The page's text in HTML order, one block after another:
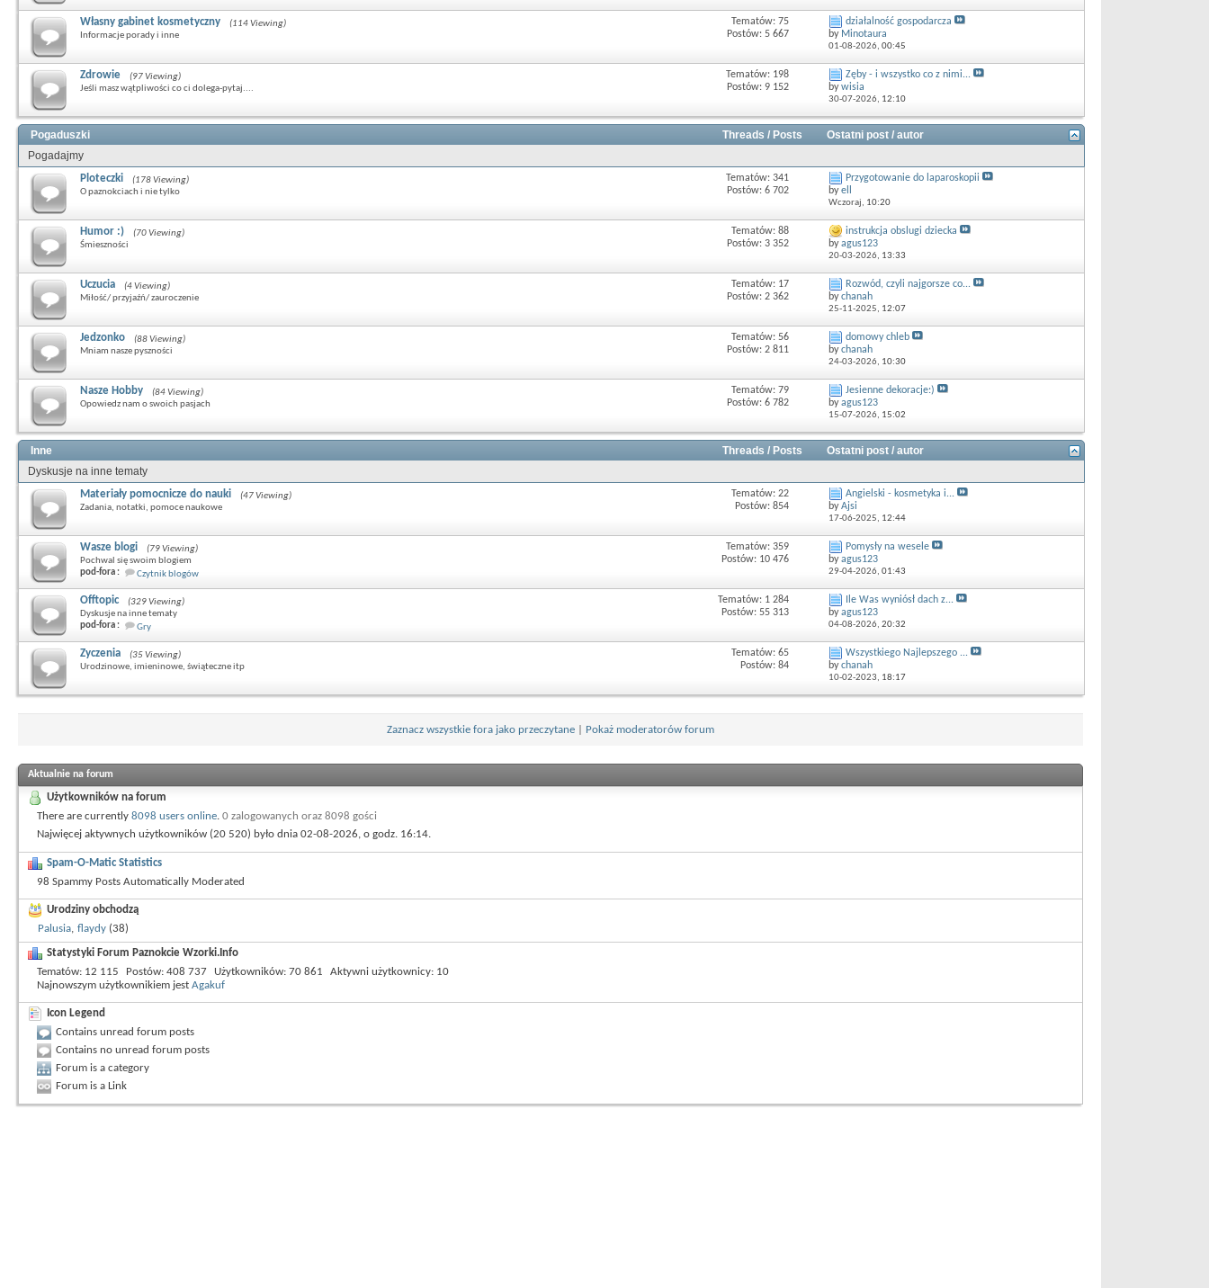
Własny gabinet kosmetyczny
(114 Viewing)
Informacje porady i inne
Tematów: 75
Postów: 5 667
działalność gospodarcza
by Minotaura
01-08-2026, 00:45
Zdrowie
(97 Viewing)
Jeśli masz wątpliwości co ci dolega-pytaj....
Tematów: 198
Postów: 9 152
Zęby - i wszystko co z nimi...
bywisia
30-07-2026, 12:10
Pogaduszki Threads / Posts
Ostatni post / autor
Pogadajmy
Ploteczki
(178 Viewing)
O paznokciach i nie tylko
Tematów: 341
Postów: 6 702
Przygotowanie do laparoskopii
byell
Wczoraj, 10:20
Humor :)
(70 Viewing)
Śmieszności
Tematów: 88
Postów: 3 352
instrukcja obslugi dziecka
byagus123
20-03-2026, 13:33
Uczucia
(4 Viewing)
Miłość/ przyjaźń/ zauroczenie
Tematów: 17
Postów: 2 362
Rozwód, czyli najgorsze co...
bychanah
25-11-2025, 12:07
Jedzonko
(88 Viewing)
Mniam nasze pyszności
Tematów: 56
Postów: 2 811
domowy chleb
bychanah
24-03-2026, 10:30
Nasze Hobby
(84 Viewing)
Opowiedz nam o swoich pasjach
Tematów: 79
Postów: 6 782
Jesienne dekoracje:)
byagus123
15-07-2026, 15:02
Inne Threads / Posts
Ostatni post / autor
Dyskusje na inne tematy
Materiały pomocnicze do nauki
(47 Viewing)
Zadania, notatki, pomoce naukowe
Tematów: 22
Postów: 854
Angielski - kosmetyka i...
byAjsi
17-06-2025, 12:44
Wasze blogi
(79 Viewing)
Pochwal się swoim blogiem
pod-fora :
Czytnik blogów
Tematów: 359
Postów: 10 476
Pomysły na wesele
byagus123
29-04-2026, 01:43
Offtopic
(329 Viewing)
Dyskusje na inne tematy
pod-fora :
Gry
Tematów: 1 284
Postów: 55 313
Ile Was wyniósł dach z...
byagus123
04-08-2026, 20:32
Zyczenia
(35 Viewing)
Urodzinowe, imieninowe, świąteczne itp
Tematów: 65
Postów: 84
Wszystkiego Najlepszego ...
bychanah
10-02-2023, 18:17
Zaznacz wszystkie fora jako przeczytane Pokaż moderatorów forum
Aktualnie na forum
Użytkowników na forum
There are currently 8098 users online. 0 zalogowanych oraz 8098 gości
Najwięcej aktywnych użytkowników (20 520) było dnia 02-08-2026, o godz. 16:14.
Spam-O-Matic Statistics
98 Spammy Posts Automatically Moderated
Urodziny obchodzą
Palusia, flaydy (38)
Statystyki Forum Paznokcie Wzorki.Info
Tematów 12 115 Postów 408 737 Użytkowników 70 861 Aktywni użytkownicy 10
Najnowszym użytkownikiem jest Agakuf
Icon Legend
Contains unread forum posts
Contains no unread forum posts
Forum is a category
Forum is a Link